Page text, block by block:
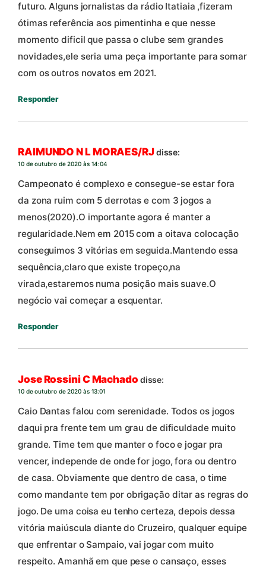
futuro. Alguns jornalistas da rádio Itatiaia ,fizeram
ótimas referência aos pimentinha e que nesse
momento dificil que passa o clube sem grandes
novidades,ele seria uma peça importante para somar
com os outros novatos em 2021.
Responder
RAIMUNDO N L MORAES/RJdisse:
10 de outubro de 2020 às 14:04
Campeonato é complexo e consegue-se estar fora
da zona ruim com 5 derrotas e com 3 jogos a
menos(2020).O importante agora é manter a
regularidade.Nem em 2015 com a oitava colocação
conseguimos 3 vitórias em seguida.Mantendo essa
sequência,claro que existe tropeço,na
virada,estaremos numa posição mais suave.O
negócio vai começar a esquentar.
Responder
Jose Rossini C Machado disse:
10 de outubro de 2020 às 13:01
Caio Dantas falou com serenidade. Todos os jogos
daqui pra frente tem um grau de dificuldade muito
grande. Time tem que manter o foco e jogar pra
vencer, independe de onde for jogo, fora ou dentro
de casa. Obviamente que dentro de casa, o time
como mandante tem por obrigação ditar as regras do
jogo. De uma coisa eu tenho certeza, depois dessa
vitória maiúscula diante do Cruzeiro, qualquer equipe
que enfrentar o Sampaio, vai jogar com muito
respeito. Amanhã em que pese o cansaço, esses